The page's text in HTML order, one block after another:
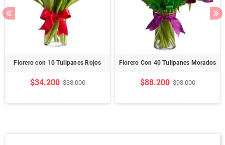
Florero con 10 Tulipanes Rojos
$34.200 $38.000
Florero Con 40 Tulipanes Morados
$88.200 $98.000